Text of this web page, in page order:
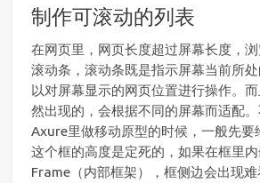
制作可滚动的列表
在网页里，网页长度超过屏幕长度，
滚动条，滚动条既是指示屏幕当前所
以对屏幕显示的网页位置进行操作。
然出现的，会根据不同的屏幕而适配
Axure里做移动原型的时候，一般先要
这个框的高度是定死的，如果在框里
Frame（内部框架），框侧边会出现